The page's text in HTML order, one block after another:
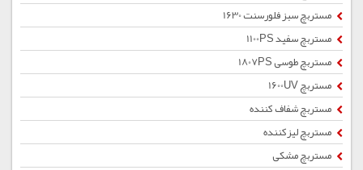
مستربچ سبز فلورسنت 1630
مستربچ سفید 1100PS
مستربچ طوسی 1807PS
مستربچ 1600UV
مستربچ شفاف کننده
مستربچ لیزکننده
مستربچ مشکی